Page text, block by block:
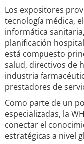
Los expositores
tecnología médica,
informática
planificación
está compuesto
salud, directivos de
industria
prestadores de
Como parte de un
especializadas, la
conectar el
estratégicas a nivel